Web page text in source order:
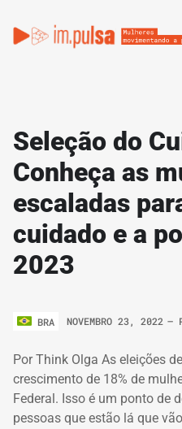
Seleção do
Conheça as
escaladas
cuidado e a
2023
BRA NOVEMBRO 23, 2022 –
Por Think Olga As eleições
crescimento de 18% de
Federal. Isso é um ponto de
pessoas que estão lá que